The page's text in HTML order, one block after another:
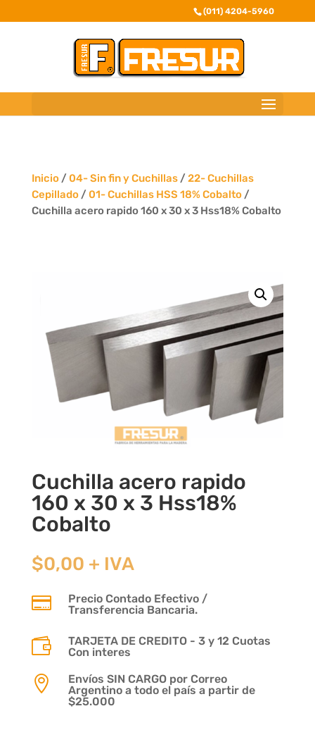
(011) 4204-5960
Inicio/ 04- Sin fin y Cuchillas/ 22- Cuchillas
Cepillado/ 01- Cuchillas HSS 18% Cobalto/
Cuchilla acero rapido 160 x 30 x 3 Hss18% Cobalto
Cuchilla acero rapido
160 x 30 x 3 Hss18%
Cobalto
$0,00 + IVA

Precio Contado Efectivo /
Transferencia Bancaria.

TARJETA DE CREDITO - 3 y 12 Cuotas
Con interes

Envíos SIN CARGO por Correo
Argentino a todo el país a partir de
$25.000